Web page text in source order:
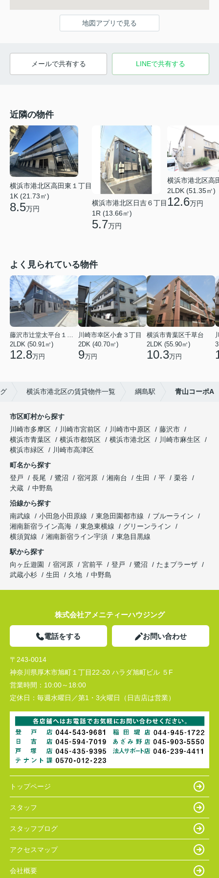
地図アプリで見る
メールで共有する LINEで共有する
近隣の物件
横浜市港北区高田東１丁目
1K (21.73㎡)
8.5万円
横浜市港北区日吉６丁目
1R (13.66㎡)
5.7万円
横浜市港北区高
2LDK (51.35㎡)
12.6万円
よく見られている物件
藤沢市辻堂太平台１丁目
2LDK (50.91㎡)
12.8万円
川崎市幸区小倉３丁目
2DK (40.70㎡)
9万円
横浜市青葉区千草台
2LDK (55.90㎡)
10.3万円
横浜市港北区の賃貸物件一覧 綱島駅 青山コーポA
市区町村から探す
川崎市多摩区
川崎市宮前区 川崎市中原区
藤沢市
横浜市青葉区
横浜市都筑区 横浜市港北区
川崎市麻生区
横浜市緑区
川崎市高津区
町名から探す
登戸
長尾 鷺沼 宿河原 湘南台 生田 平
栗谷
犬蔵
中野島
沿線から探す
南武線
小田急小田原線 東急田園都市線
ブルーライン
湘南新宿ライン高海
東急東横線
グリーンライン
横須賀線
湘南新宿ライン宇須
東急目黒線
駅から探す
向ヶ丘遊園
宿河原 宮前平 登戸 鷺沼
たまプラーザ
武蔵小杉
生田 久地 中野島
株式会社アメニティーハウジング
電話をする お問い合わせ
〒243-0014
神奈川県厚木市旭町１丁目22-20 ハラダ旭町ビル ５F
営業時間： 10:00～18:00
定休日： 毎週水曜日／第1・3火曜日（日吉店は営業）
トップページ
スタッフ
スタッフブログ
アクセスマップ
会社概要